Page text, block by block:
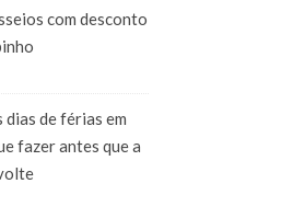
com desconto
dias de férias em
fazer antes que a